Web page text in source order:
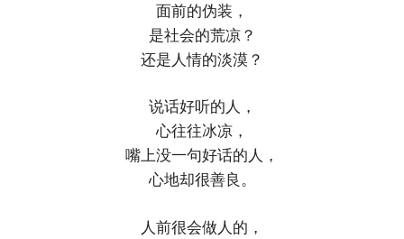
面前的伪装，
是社会的荒凉？
还是人情的淡漠？
说话好听的人，
心往往冰凉，
嘴上没一句好话的人，
心地却很善良。
人前很会做人的，